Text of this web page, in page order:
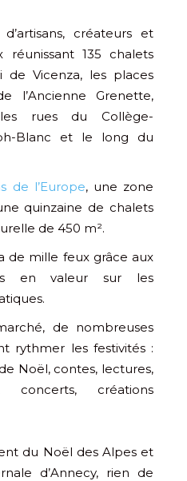
créateurs et
réunissant 135 chalets
de Vicenza, les places
l’Ancienne Grenette,
rues du Collège-
Blanc et le long du
de l’Europe, une zone
quinzaine de chalets
de 450 m².
de mille feux grâce aux
en valeur sur les
de nombreuses
rythmer les festivités :
Noël, contes, lectures,
concerts, créations
du Noël des Alpes et
d’Annecy, rien de